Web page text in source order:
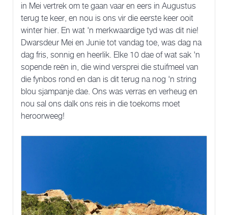
in Mei vertrek om te gaan vaar en eers in Augustus
terug te keer, en nou is ons vir die eerste keer ooit
winter hier. En wat 'n merkwaardige tyd was dit nie!
Dwarsdeur Mei en Junie tot vandag toe, was dag na
dag fris, sonnig en heerlik. Elke 10 dae of wat sak 'n
sopende reën in, die wind versprei die stuifmeel van
die fynbos rond en dan is dit terug na nog 'n string
blou sjampanje dae. Ons was verras en verheug en
nou sal ons dalk ons reis in die toekoms moet
heroorweeg!